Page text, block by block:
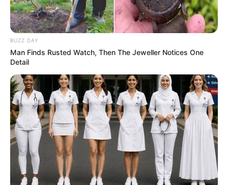
BUZZ DAY
Man Finds Rusted Watch, Then The Jeweller Notices One
Detail